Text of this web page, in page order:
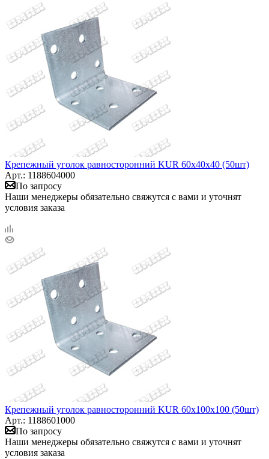
Крепежный уголок равносторонний KUR 60х40х40 (50шт)
Арт.: 1188604000
По запросу
Наши менеджеры обязательно свяжутся с вами и уточнят
условия заказа
Крепежный уголок равносторонний KUR 60х100х100 (50шт)
Арт.: 1188601000
По запросу
Наши менеджеры обязательно свяжутся с вами и уточнят
условия заказа